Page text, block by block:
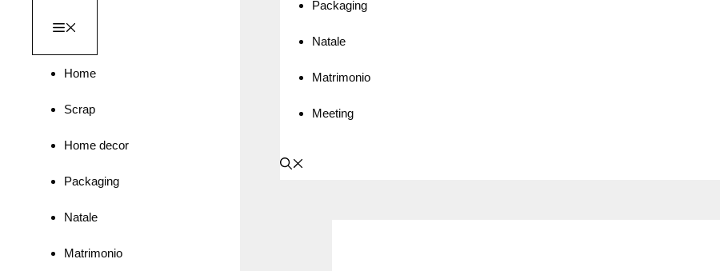
Home
Scrap
Home decor
Packaging
Natale
Matrimonio
Packaging
Natale
Matrimonio
Meeting